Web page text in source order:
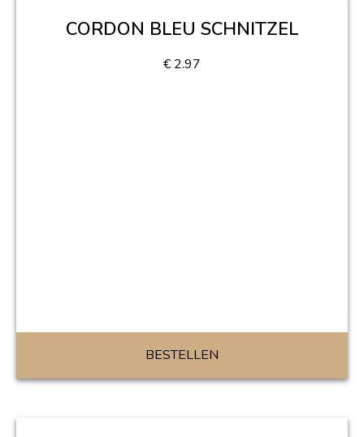
CORDON BLEU SCHNITZEL
€ 2.97
BESTELLEN